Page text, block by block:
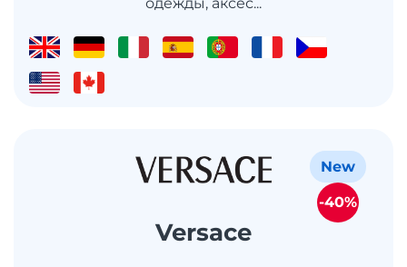
Versace
New
-40%